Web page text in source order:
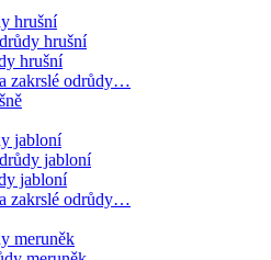
hrušní
hrušní
hrušní
zakrslé odrůdy…
jabloní
jabloní
jabloní
zakrslé odrůdy…
meruněk